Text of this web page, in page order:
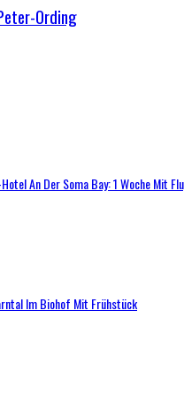
Ording
An Der Soma Bay: 1 Woche Mit
Im Biohof Mit Frühstück